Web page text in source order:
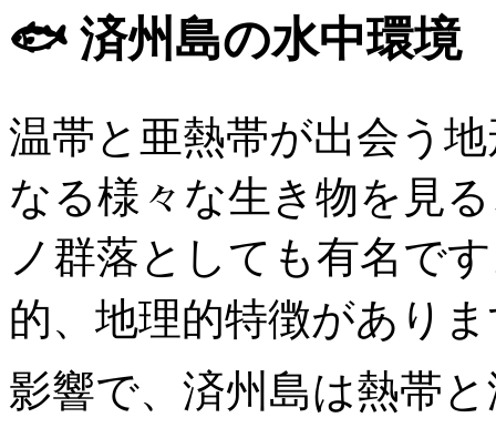
🐟 済州島の水中環境
温帯と亜熱帯が出会う
なる様々な生き物を見
ノ群落としても有名で
的、地理的特徴があり
影響で、済州島は熱帯